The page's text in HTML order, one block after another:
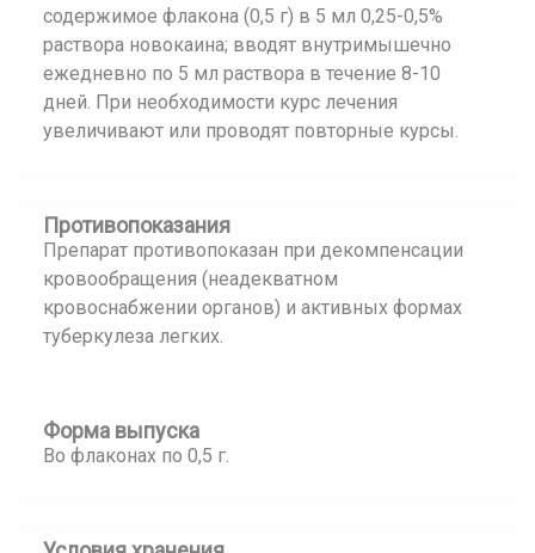
содержимое флакона (0,5 г) в 5 мл 0,25-0,5%
раствора новокаина; вводят внутримышечно
ежедневно по 5 мл раствора в течение 8-10
дней. При необходимости курс лечения
увеличивают или проводят повторные курсы.
Противопоказания
Препарат противопоказан при декомпенсации
кровообращения (неадекватном
кровоснабжении органов) и активных формах
туберкулеза легких.
Форма выпуска
Во флаконах по 0,5 г.